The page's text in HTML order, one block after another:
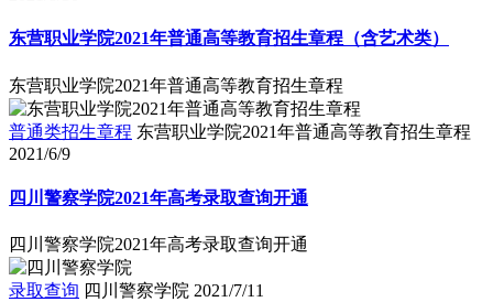
东营职业学院2021年普通高等教育招生章程（含艺术类）
东营职业学院2021年普通高等教育招生章程
普通类招生章程 东营职业学院2021年普通高等教育招生章程
2021/6/9
四川警察学院2021年高考录取查询开通
四川警察学院2021年高考录取查询开通
录取查询 四川警察学院 2021/7/11